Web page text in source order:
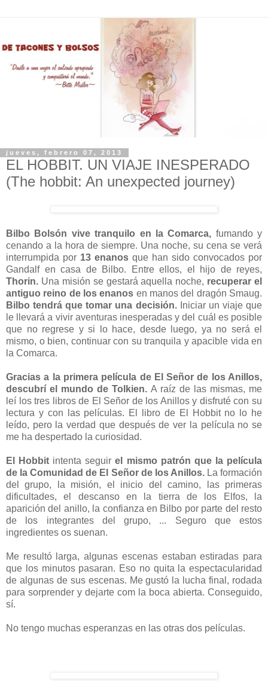
jueves, febrero 07, 2013
EL HOBBIT. UN VIAJE INESPERADO
(The hobbit: An unexpected journey)
Bilbo Bolsón vive tranquilo en la Comarca, fumando y
cenando a la hora de siempre. Una noche, su cena se verá
interrumpida por 13 enanos que han sido convocados por
Gandalf en casa de Bilbo. Entre ellos, el hijo de reyes,
Thorin. Una misión se gestará aquella noche, recuperar el
antiguo reino de los enanos en manos del dragón Smaug.
Bilbo tendrá que tomar una decisión. Iniciar un viaje que
le llevará a vivir aventuras inesperadas y del cuál es posible
que no regrese y si lo hace, desde luego, ya no será el
mismo, o bien, continuar con su tranquila y apacible vida en
la Comarca.
Gracias a la primera película de El Señor de los Anillos,
descubrí el mundo de Tolkien. A raíz de las mismas, me
leí los tres libros de El Señor de los Anillos y disfruté con su
lectura y con las películas. El libro de El Hobbit no lo he
leído, pero la verdad que después de ver la película no se
me ha despertado la curiosidad.
El Hobbit intenta seguirel mismo patrón que la película
de la Comunidad de El Señor de los Anillos. La formación
del grupo, la misión, el inicio del camino, las primeras
dificultades, el descanso en la tierra de los Elfos, la
aparición del anillo, la confianza en Bilbo por parte del resto
de los integrantes del grupo, ... Seguro que estos
ingredientes os suenan.
Me resultó larga, algunas escenas estaban estiradas para
que los minutos pasaran. Eso no quita la espectacularidad
de algunas de sus escenas. Me gustó la lucha final, rodada
para sorprender y dejarte com la boca abierta. Conseguido,
sí.
No tengo muchas esperanzas en las otras dos películas.